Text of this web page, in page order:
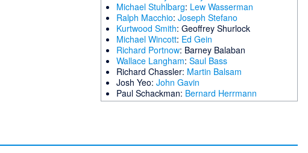
Michael Stuhlbarg: Lew Wasserman
Ralph Macchio:Joseph Stefano
Kurtwood Smith:Geoffrey Shurlock
Michael Wincott: Ed Gein
Richard Portnow: Barney Balaban
Wallace Langham:Saul Bass
Richard Chassler: Martin Balsam
Josh Yeo:John Gavin
Paul Schackman: Bernard Herrmann